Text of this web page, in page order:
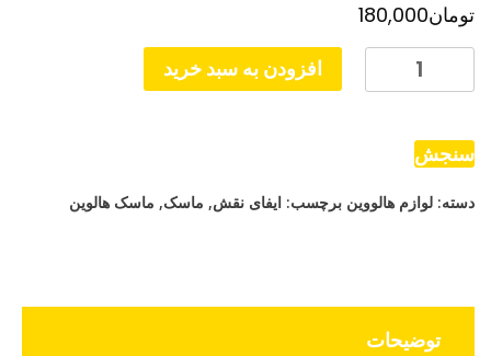
تومان180,000
اسکلت
دراکولا
هالوین
افزودن به سبد خرید
سنجش
دسته: لوازم هالووین برچسب: ایفای نقش, ماسک, ماسک هالوین
توضیحات